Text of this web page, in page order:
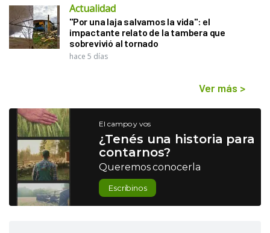
Actualidad
"Por una laja salvamos la vida": el
impactante relato de la tambera que
sobrevivió al tornado
hace 5 días
Ver más >
El campo y vos
¿Tenés una historia para
contarnos?
Queremos conocerla
Escribinos